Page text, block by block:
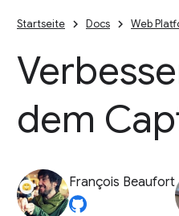
Startseite Docs Web
dem
François Beaufort